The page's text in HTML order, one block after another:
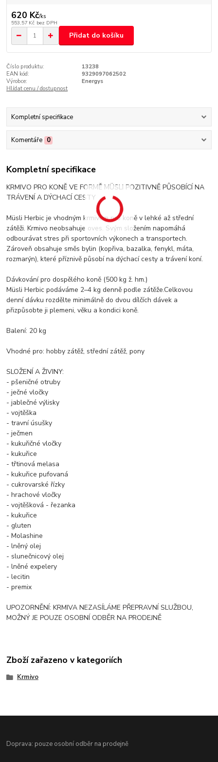
620 Kč/ks
553,57 Kč bez DPH
Přidat do košíku
Číslo produktu:
13238
EAN kód:
9329097062502
Výrobce:
Energys
Hlídat cenu / dostupnost
Kompletní specifikace
Komentáře 0
Kompletní specifikace
KRMIVO PRO KONĚ VE FORMĚ MÜSLI POZITIVNĚ PŮSOBÍCÍ NA
TRÁVENÍ A DÝCHACÍ CESTY
Müsli Herbic je vhodným krmivem pro koně v lehké až střední
zátěži. Krmivo neobsahuje oves. Svým složením napomáhá
odbourávat stres při sportovních výkonech a transportech.
Zároveň obsahuje směs bylin (kopřiva, bazalka, fenykl, máta,
rozmarýn), které příznivě působí na dýchací cesty a trávení koní.
Dávkování pro dospělého koně (500 kg ž. hm.)
Müsli Herbic podáváme 2–4 kg denně podle zátěže.Celkovou
denní dávku rozdělte minimálně do dvou dílčích dávek a
přizpůsobte ji plemeni, věku a kondici koně.
Balení: 20 kg
Vhodné pro: hobby zátěž, střední zátěž, pony
SLOŽENÍ A ŽIVINY:
- pšeničné otruby
- ječné vločky
- jablečné výlisky
- vojtěška
- travní úsušky
- ječmen
- kukuřičné vločky
- kukuřice
- třtinová melasa
- kukuřice pufovaná
- cukrovarské řízky
- hrachové vločky
- vojtěšková - řezanka
- kukuřice
- gluten
- Molashine
- lněný olej
- slunečnicový olej
- lněné expelery
- lecitin
- premix
UPOZORNĚNÍ: KRMIVA NEZASÍLÁME PŘEPRAVNÍ SLUŽBOU,
MOŽNÝ JE POUZE OSOBNÍ ODBĚR NA PRODEJNĚ
Zboží zařazeno v kategoriích
Krmivo
Doprava: pouze osobní odběr na prodejně